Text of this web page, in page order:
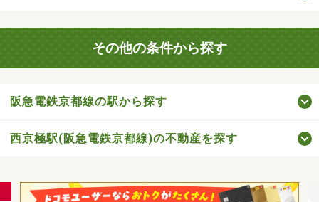
その他の条件から探す
阪急電鉄京都線の駅から探す
西京極駅(阪急電鉄京都線)の不動産を探す